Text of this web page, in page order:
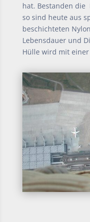
hat. Bestanden die
so sind heute aus
beschichteten
Lebensdauer und
Hülle wird mit